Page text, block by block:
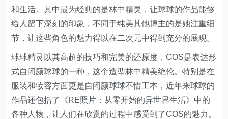
和生活。其中最为经典的是林中精灵，让球球的作品能够
给人留下深刻的印象，不同于纯美其他博主的是她注重细
节，让这些角色的魅力得以在二次元中得到充分的展现。
球球精灵以其高超的技巧和完美的还原度，COS是表达形
式自闭颜球球的一种，这个造型林中精美绝伦。特别是在
服装和妆容方面更是自闭颜球球不惜工本，近年来球球的
作品还包括了《RE照片：从零开始的异世界生活》中的
各种人物，让人们在欣赏的过程中感受到了COS的魅力。